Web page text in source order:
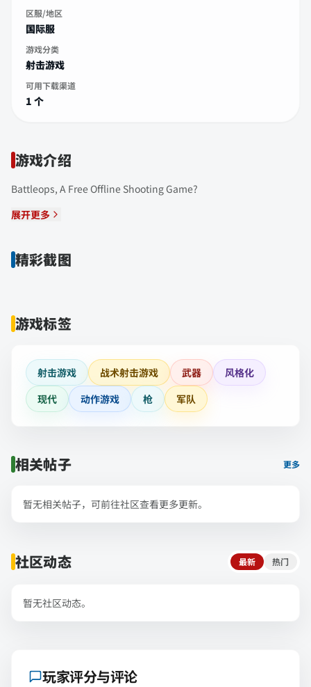
区服/地区
国际服
游戏分类
射击游戏
可用下载渠道
1 个
游戏介绍
Battleops, A Free Offline Shooting Game?
展开更多
精彩截图
游戏标签
射击游戏 战术射击游戏 武器
风格化
现代
动作游戏 枪 军队
相关帖子 更多
暂无相关帖子，可前往社区查看更多更新。
社区动态 最新 热门
暂无社区动态。
玩家评分与评论